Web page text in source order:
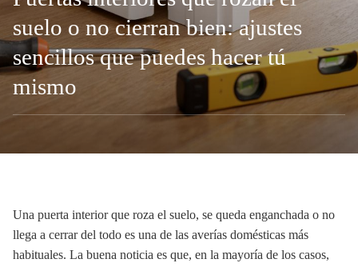
suelo o no cierran bien: ajustes
sencillos que puedes hacer tú
mismo
Una puerta interior que roza el suelo, se queda enganchada o no
llega a cerrar del todo es una de las averías domésticas más
habituales. La buena noticia es que, en la mayoría de los casos,